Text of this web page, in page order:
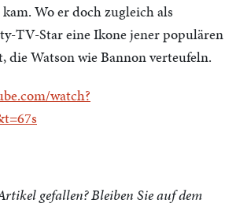
Wo er doch zugleich als
TV-Star eine Ikone jener populären
die Watson wie Bannon verteufeln.
watch?
gefallen? Bleiben Sie auf dem